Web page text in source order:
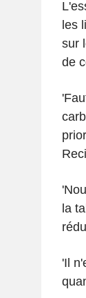
les
sur
de
la
'Il